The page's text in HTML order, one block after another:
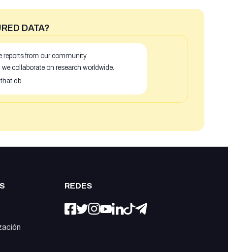
DATA?
reports from our community
collaborate on research worldwide.
db.
REDES